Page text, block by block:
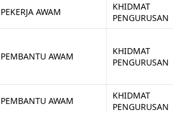
PEKERJA AWAM
KHIDMAT
PENGURUSAN
PEMBANTU AWAM
KHIDMAT
PENGURUSAN
PEMBANTU AWAM
KHIDMAT
PENGURUSAN